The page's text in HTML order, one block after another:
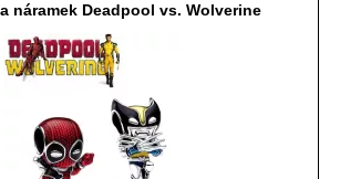
náramek Deadpool vs. Wolverine